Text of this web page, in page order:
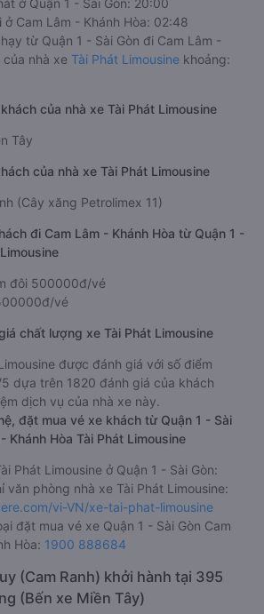
ở Quận 1 - Sài Gòn: 20:00
ở Cam Lâm - Khánh Hòa: 02:48
từ Quận 1 - Sài Gòn đi Cam Lâm -
của nhà xe Tài Phát Limousine khoảng:
của nhà xe Tài Phát Limousine
Tây
của nhà xe Tài Phát Limousine
(Cây xăng Petrolimex 11)
đi Cam Lâm - Khánh Hòa từ Quận 1 -
đôi 500000đ/vé
vé
chất lượng xe Tài Phát Limousine
được đánh giá với số điểm
dựa trên 1820 đánh giá của khách
dịch vụ của nhà xe này.
đặt mua vé xe khách từ Quận 1 - Sài
Khánh Hòa Tài Phát Limousine
Phát Limousine ở Quận 1 - Sài Gòn:
văn phòng nhà xe Tài Phát Limousine:
vi-VN/xe-tai-phat-limousine
đặt mua vé xe Quận 1 - Sài Gòn Cam
Hòa: 1900 888684
(Cam Ranh) khởi hành tại 395
(Bến xe Miền Tây)